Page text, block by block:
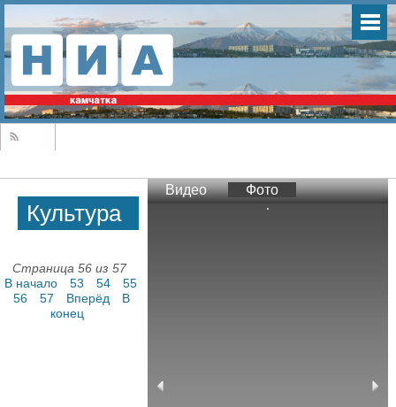
Культура
Страница 56 из 57
В начало
53 54
55
56
57 Вперёд
В
конец
Видео Фото